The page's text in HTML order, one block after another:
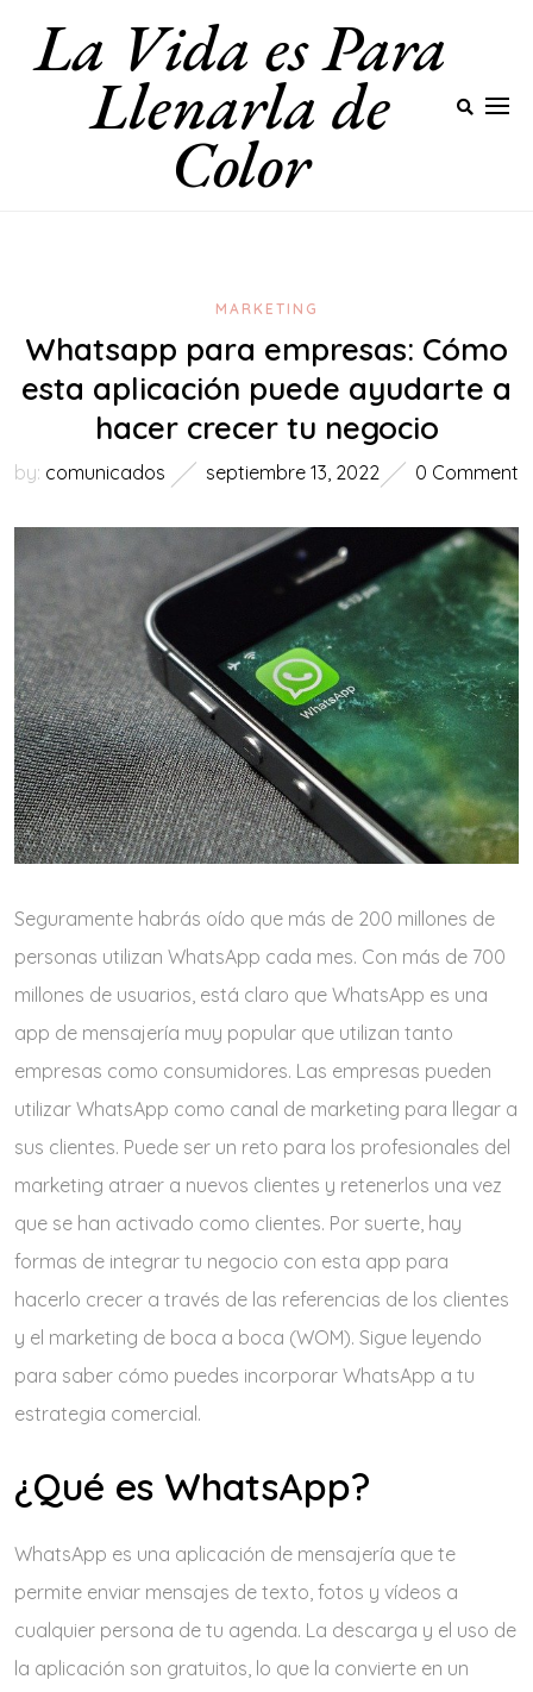
La Vida es Para
Llenarla de
Color
MARKETING
Whatsapp para empresas: Cómo
esta aplicación puede ayudarte a
hacer crecer tu negocio
by: comunicados septiembre 13, 2022 0 Comment
Seguramente habrás oído que más de 200 millones de
personas utilizan WhatsApp cada mes. Con más de 700
millones de usuarios, está claro que WhatsApp es una
app de mensajería muy popular que utilizan tanto
empresas como consumidores. Las empresas pueden
utilizar WhatsApp como canal de marketing para llegar a
sus clientes. Puede ser un reto para los profesionales del
marketing atraer a nuevos clientes y retenerlos una vez
que se han activado como clientes. Por suerte, hay
formas de integrar tu negocio con esta app para
hacerlo crecer a través de las referencias de los clientes
y el marketing de boca a boca (WOM). Sigue leyendo
para saber cómo puedes incorporar WhatsApp a tu
estrategia comercial.
¿Qué es WhatsApp?
WhatsApp es una aplicación de mensajería que te
permite enviar mensajes de texto, fotos y vídeos a
cualquier persona de tu agenda. La descarga y el uso de
la aplicación son gratuitos, lo que la convierte en un